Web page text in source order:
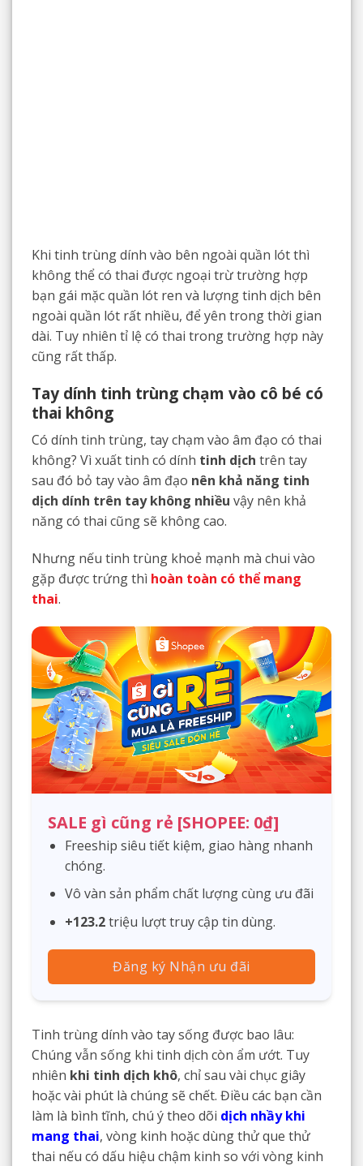
Khi tinh trùng dính vào bên ngoài quần lót thì
không thể có thai được ngoại trừ trường hợp
bạn gái mặc quần lót ren và lượng tinh dịch bên
ngoài quần lót rất nhiều, để yên trong thời gian
dài. Tuy nhiên tỉ lệ có thai trong trường hợp này
cũng rất thấp.
Tay dính tinh trùng chạm vào cô bé có
thai không
Có dính tinh trùng, tay chạm vào âm đạo có thai
không? Vì xuất tinh có dính tinh dịch trên tay
sau đó bỏ tay vào âm đạo nên khả năng tinh
dịch dính trên tay không nhiều vậy nên khả
năng có thai cũng sẽ không cao.
Nhưng nếu tinh trùng khoẻ mạnh mà chui vào
gặp được trứng thì hoàn toàn có thể mang
thai.
SALE gì cũng rẻ [SHOPEE: 0₫]
Freeship siêu tiết kiệm, giao hàng nhanh
chóng.
Vô vàn sản phẩm chất lượng cùng ưu đãi
+123.2triệu lượt truy cập tin dùng.
Đăng ký Nhận ưu đãi
Tinh trùng dính vào tay sống được bao lâu:
Chúng vẫn sống khi tinh dịch còn ẩm ướt. Tuy
nhiên khi tinh dịch khô, chỉ sau vài chục giây
hoặc vài phút là chúng sẽ chết. Điều các bạn cần
làm là bình tĩnh, chú ý theo dõi dịch nhầy khi
mang thai, vòng kinh hoặc dùng thử que thử
thai nếu có dấu hiệu chậm kinh so với vòng kinh